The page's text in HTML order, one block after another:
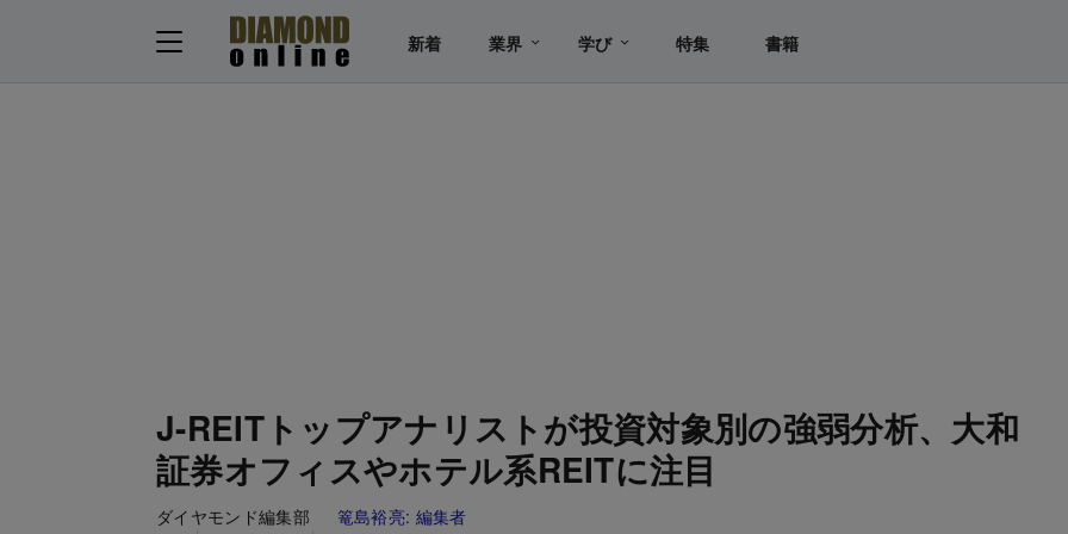
新着 業界 学び 特集 書籍
J-REITトップアナリストが投資対象別の強弱分析、大和
証券オフィスやホテル系REITに注目
ダイヤモンド編集部 篭島裕亮: 編集者